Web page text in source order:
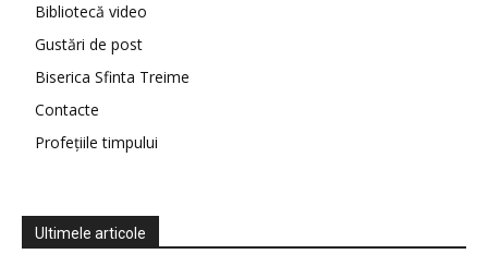
Bibliotecă video
Gustări de post
Biserica Sfinta Treime
Contacte
Profețiile timpului
Ultimele articole